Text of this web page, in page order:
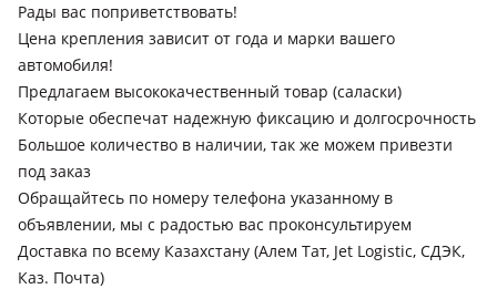
поколение рестайлинг (V8xW/V9xW)
Mitsubishi Pajero Sport
2008 - 2013 2 поколение (KH/KG), 2013 - 2016 2 поколение
рестайлинг (KH/KG)
Subaru Forester
2002 - 2005 2 поколение (SG), 2005 - 2008 2 поколение
рестайлинг (SG), 2007 - 2011 3 поколение (SH), 2011 - 2013 3
поколение рестайлинг (SH), 2012 - 2016 4 поколение (SJ),
2016 - 2018 4 поколение рестайлинг (SJ), 2018 - 2021 5
поколение (SK)
Subaru Legacy
Рады вас поприветствовать!
Цена крепления зависит от года и марки вашего
автомобиля!
Предлагаем высококачественный товар (саласки)
Которые обеспечат надежную фиксацию и долгосрочность
Большое количество в наличии, так же можем привезти
под заказ
Обращайтесь по номеру телефона указанному в
объявлении, мы с радостью вас проконсультируем
Доставка по всему Казахстану (Алем Тат, Jet Logistic, СДЭК,
Каз. Почта)